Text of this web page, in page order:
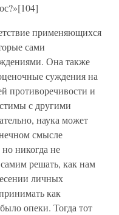
применяющихся
сами
Она также
суждения на
противоречивости и
с другими
наука может
смысле
никогда не
решать, как нам
личных
как
опеки. Тогда тот